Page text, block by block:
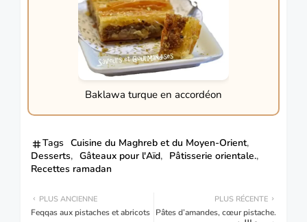
Baklawa turque en accordéon
Tags Cuisine du Maghreb et du Moyen-Orient
Desserts
Gâteaux pour l'Aïd
Pâtisserie orientale.
Recettes ramadan
PLUS RÉCENTE
Pâtes d’amandes, cœur pistache.
PLUS ANCIENNE
Feqqas aux pistaches et abricots